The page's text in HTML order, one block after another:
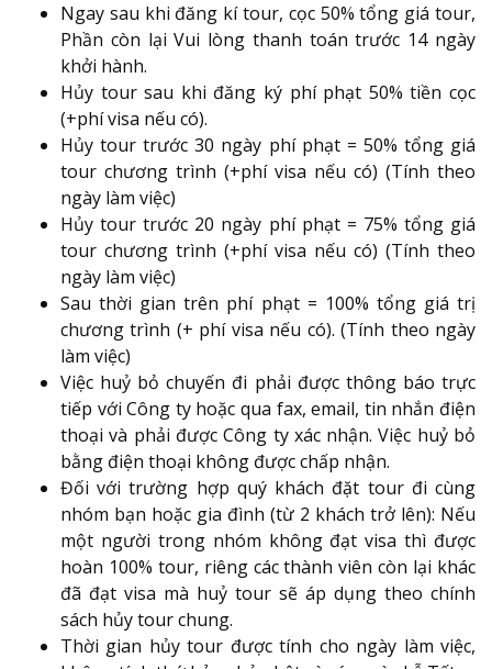
Ngay sau khi đăng kí tour, cọc 50% tổng giá tour,
Phần còn lại Vui lòng thanh toán trước 14 ngày
khởi hành.
Hủy tour sau khi đăng ký phí phạt 50% tiền cọc
(+phí visa nếu có).
Hủy tour trước 30 ngày phí phạt = 50% tổng giá
tour chương trình (+phí visa nếu có) (Tính theo
ngày làm việc)
Hủy tour trước 20 ngày phí phạt = 75% tổng giá
tour chương trình (+phí visa nếu có) (Tính theo
ngày làm việc)
Sau thời gian trên phí phạt = 100% tổng giá trị
chương trình (+ phí visa nếu có). (Tính theo ngày
làm việc)
Việc huỷ bỏ chuyến đi phải được thông báo trực
tiếp với Công ty hoặc qua fax, email, tin nhắn điện
thoại và phải được Công ty xác nhận. Việc huỷ bỏ
bằng điện thoại không được chấp nhận.
Đối với trường hợp quý khách đặt tour đi cùng
nhóm bạn hoặc gia đình (từ 2 khách trở lên): Nếu
một người trong nhóm không đạt visa thì được
hoàn 100% tour, riêng các thành viên còn lại khác
đã đạt visa mà huỷ tour sẽ áp dụng theo chính
sách hủy tour chung.
Thời gian hủy tour được tính cho ngày làm việc,